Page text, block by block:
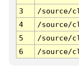
3 /source/
4
/source/
5
/source/
6
/source/